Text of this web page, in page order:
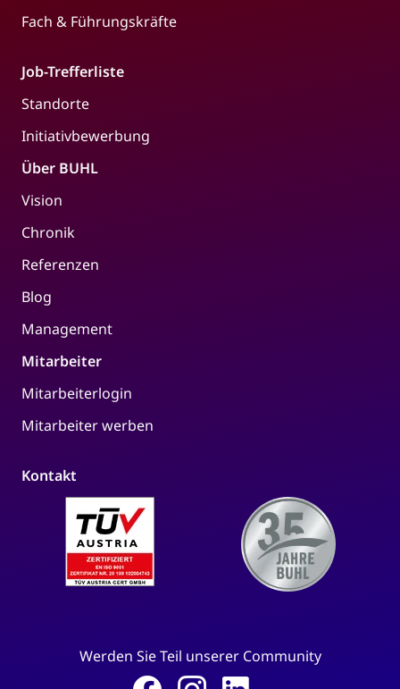
Fach & Führungskräfte
Job-Trefferliste
Standorte
Initiativbewerbung
Über BUHL
Vision
Chronik
Referenzen
Blog
Management
Mitarbeiter
Mitarbeiterlogin
Mitarbeiter werben
Kontakt
Werden Sie Teil unserer Community